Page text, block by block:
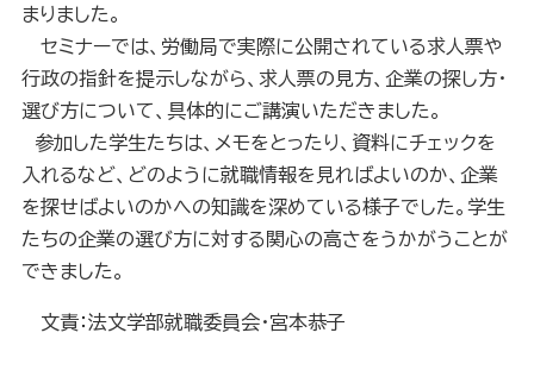
まりました。
セミナーでは、労働局で実際に公開されている求人票や
行政の指針を提示しながら、求人票の見方、企業の探し方・
選び方について、具体的にご講演いただきました。
参加した学生たちは、メモをとったり、資料にチェックを
入れるなど、どのように就職情報を見ればよいのか、企業
を探せばよいのかへの知識を深めている様子でした。学生
たちの企業の選び方に対する関心の高さをうかがうことが
できました。
文責：法文学部就職委員会・宮本恭子